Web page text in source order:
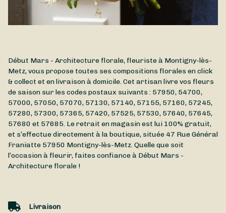
Début Mars - Architecture florale, fleuriste à Montigny-lès-
Metz, vous propose toutes ses compositions florales en click
& collect et en livraison à domicile. Cet artisan livre vos fleurs
de saison sur les codes postaux suivants : 57950, 54700,
57000, 57050, 57070, 57130, 57140, 57155, 57160, 57245,
57280, 57300, 57365, 57420, 57525, 57530, 57640, 57645,
57680 et 57685. Le retrait en magasin est lui 100% gratuit,
et s’effectue directement à la boutique, située 47 Rue Général
Franiatte 57950 Montigny-lès-Metz. Quelle que soit
l’occasion à fleurir, faites confiance à Début Mars -
Architecture florale !
Livraison